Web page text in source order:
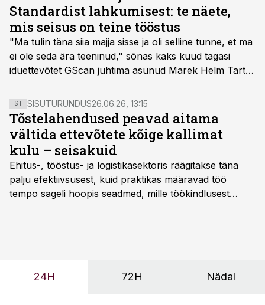
Standardist lahkumisest: te näete,
mis seisus on teine tööstus
"Ma tulin täna siia majja sisse ja oli selline tunne, et ma
ei ole seda ära teeninud," sõnas kaks kuud tagasi
iduettevõtet GScan juhtima asunud Marek Helm Tartu
tehase avamisel. Enne seda juhtis Helm mööblitööstust
Standard, kust lahkus pärast nappi poolt aastat.
ST SISUTURUNDUS26.06.26, 13:15
Tõstelahendused peavad aitama
vältida ettevõtete kõige kallimat
kulu – seisakuid
Ehitus-, tööstus- ja logistikasektoris räägitakse täna
palju efektiivsusest, kuid praktikas määravad töö
tempo sageli hoopis seadmed, mille töökindlusest
24H 72H Nädal